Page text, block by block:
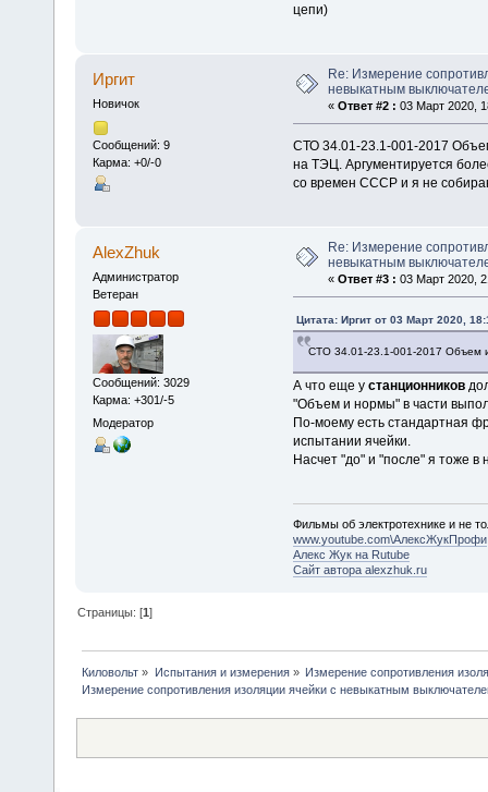
цепи)
Иргит
Новичок
Сообщений: 9
Карма: +0/-0
Re: Измерение
невыкатным
« Ответ #2 : 03 Март 2020,
СТО 34.01-23.1-001-2017
на ТЭЦ. Аргументируется
со времен СССР и я не
AlexZhuk
Администратор
Ветеран
Сообщений: 3029
Карма: +301/-5
Модератор
Re: Измерение
невыкатным
« Ответ #3 : 03 Март 2020,
Цитата: Иргит от 03 Март 2020,
СТО 34.01-23.1-001-2017 Объем
А что еще у станционников
"Объем и нормы" в части
По-моему есть стандартная
испытании ячейки.
Насчет "до" и "после" я тоже в
Фильмы об электротехнике и не
www.youtube.com\АлексЖукПрофи
Алекс Жук на Rutube
Сайт автора alexzhuk.ru
Страницы: [1]
Киловольт » Испытания и измерения» Измерение сопротивления
Измерение сопротивления изоляции ячейки с невыкатным